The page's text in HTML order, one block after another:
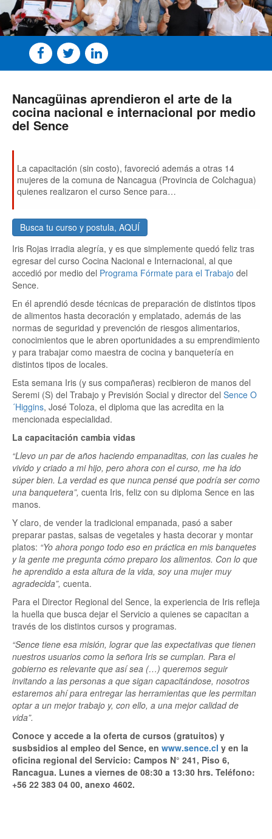
Nancagüinas aprendieron el arte de la
cocina nacional e internacional por medio
del Sence
La capacitación (sin costo), favoreció además a otras 14
mujeres de la comuna de Nancagua (Provincia de Colchagua)
quienes realizaron el curso Sence para
propios emprendimientos.
Busca tu curso y postula, AQUÍ
Iris Rojas irradia alegría, y es que simplemente quedó feliz tras
egresar del curso Cocina Nacional e Internacional, al que
accedió por medio del Programa Fórmate para el Trabajo del
Sence.
En él aprendió desde técnicas de preparación de distintos tipos
de alimentos hasta decoración y emplatado, además de las
normas de seguridad y prevención de riesgos alimentarios,
conocimientos que le abren oportunidades a su emprendimiento
y para trabajar como maestra de cocina y banquetería en
distintos tipos de locales.
Esta semana Iris (y sus compañeras) recibieron de manos del
Seremi (S) del Trabajo y Previsión Social y director del Sence O
´Higgins, José Toloza, el diploma que las acredita en la
mencionada especialidad.
La capacitación cambia vidas
“Llevo un par de años haciendo empanaditas, con las cuales he
vivido y criado a mi hijo, pero ahora con el curso, me ha ido
súper bien. La verdad es que nunca pensé que podría ser como
una banquetera”, cuenta Iris, feliz con su diploma Sence en las
manos.
Y claro, de vender la tradicional empanada, pasó a saber
preparar pastas, salsas de vegetales y hasta decorar y montar
platos: “Yo ahora pongo todo eso en práctica en mis banquetes
y la gente me pregunta cómo preparo los alimentos. Con lo que
he aprendido a esta altura de la vida, soy una mujer muy
agradecida”, cuenta.
Para el Director Regional del Sence, la experiencia de Iris refleja
la huella que busca dejar el Servicio a quienes se capacitan a
través de los distintos cursos y programas.
“Sence tiene esa misión, lograr que las expectativas que tienen
nuestros usuarios como la señora Iris se cumplan. Para el
gobierno es relevante que así sea (…) queremos seguir
invitando a las personas a que sigan capacitándose, nosotros
estaremos ahí para entregar las herramientas que les permitan
optar a un mejor trabajo y, con ello, a una mejor calidad de
vida”.
Conoce y accede a la oferta de cursos (gratuitos) y
susbsidios al empleo del Sence, en www.sence.cl y en la
oficina regional del Servicio: Campos N° 241, Piso 6,
Rancagua. Lunes a viernes de 08:30 a 13:30 hrs. Teléfono:
+56 22 383 04 00, anexo 4602.